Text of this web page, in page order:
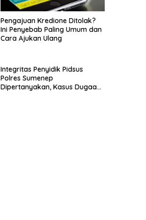
Pengajuan Kredione Ditolak?
Ini Penyebab Paling Umum dan
Cara Ajukan Ulang
Integritas Penyidik Pidsus
Polres Sumenep
Dipertanyakan, Kasus Dugaan